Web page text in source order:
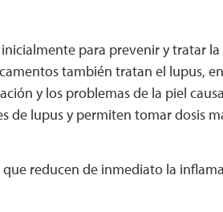
para prevenir y tratar la
también tratan el lupus,
y los problemas de la piel
de lupus y permiten tomar dosis
reducen de inmediato la